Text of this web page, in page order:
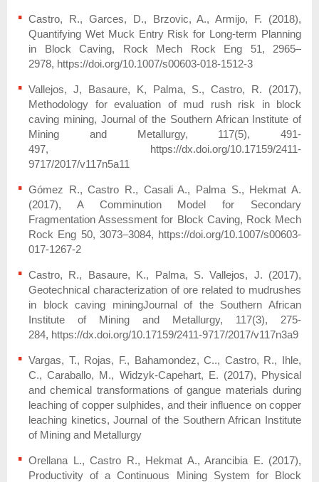
Castro, R., Garces, D., Brzovic, A., Armijo, F. (2018),
Quantifying Wet Muck Entry Risk for Long-term Planning
in Block Caving, Rock Mech Rock Eng 51, 2965–
2978, https://doi.org/10.1007/s00603-018-1512-3
Vallejos, J, Basaure, K, Palma, S., Castro, R. (2017),
Methodology for evaluation of mud rush risk in block
caving mining, Journal of the Southern African Institute of
Mining and Metallurgy, 117(5), 491-
497, https://dx.doi.org/10.17159/2411-
9717/2017/v117n5a11
Gómez R., Castro R., Casali A., Palma S., Hekmat A.
(2017), A Comminution Model for Secondary
Fragmentation Assessment for Block Caving, Rock Mech
Rock Eng 50, 3073–3084, https://doi.org/10.1007/s00603-
017-1267-2
Castro, R., Basaure, K., Palma, S. Vallejos, J. (2017),
Geotechnical characterization of ore related to mudrushes
in block caving miningJournal of the Southern African
Institute of Mining and Metallurgy, 117(3), 275-
284, https://dx.doi.org/10.17159/2411-9717/2017/v117n3a9
Vargas, T., Rojas, F., Bahamondez, C.., Castro, R., Ihle,
C., Caraballo, M., Widzyk-Capehart, E. (2017), Physical
and chemical transformations of gangue materials during
leaching of copper sulphides, and their influence on copper
leaching kinetics, Journal of the Southern African Institute
of Mining and Metallurgy
Orellana L., Castro R., Hekmat A., Arancibia E. (2017),
Productivity of a Continuous Mining System for Block